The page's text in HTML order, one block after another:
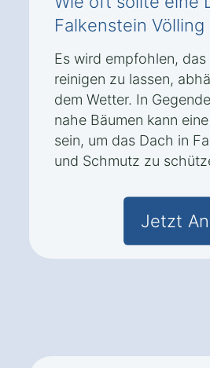
Falkenstein
Es wird empfohlen,
reinigen zu lassen,
dem Wetter. In
nahe Bäumen kann
sein, um das Dach in
und Schmutz zu
Jetzt